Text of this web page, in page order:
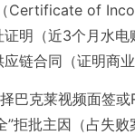
Certificate of
明（近3个月水电
链合同（证明商业
择巴克莱视频面签
”拒批主因（占失败